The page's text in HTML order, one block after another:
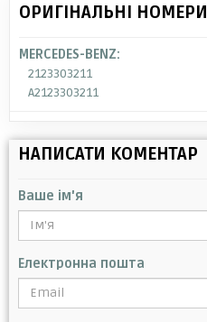
ОРИГІНАЛЬНІ НОМЕРИ
MERCEDES-BENZ:
2123303211
A2123303211
НАПИСАТИ КОМЕНТАР
Ваше ім'я
Електронна пошта